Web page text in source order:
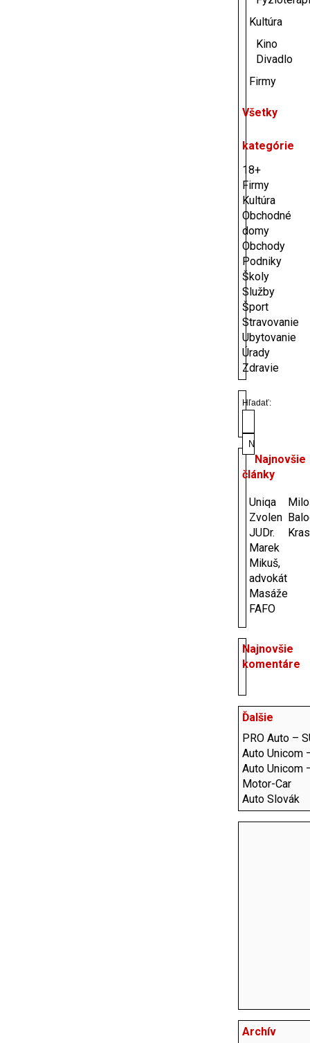
Kultúra
Kino
Divadlo
Firmy
Všetky
kategórie
18+
Firmy
Kultúra
Obchodné
domy
Obchody
Podniky
Školy
Služby
Šport
Stravovanie
Ubytovanie
Úrady
Zdravie
Hľadať:
Najnovšie
články
Uniqa
Zvolen
JUDr.
Marek
Mikuš,
advokát
Masáže
FAFO
Najnovšie
komentáre
Ďalšie
PRO Auto –
Auto Unicom
Auto Unicom
Motor-Car
Auto Slovák
Archív